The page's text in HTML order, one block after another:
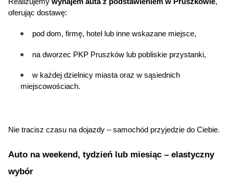
oferując dostawę:
pod dom, firmę, hotel lub inne wskazane miejsce,
na dworzec PKP Pruszków lub pobliskie przystanki,
w każdej dzielnicy miasta oraz w sąsiednich
miejscowościach.
Nie tracisz czasu na dojazdy – samochód przyjedzie do Ciebie.
Auto na weekend, tydzień lub miesiąc – elastyczny
wybór